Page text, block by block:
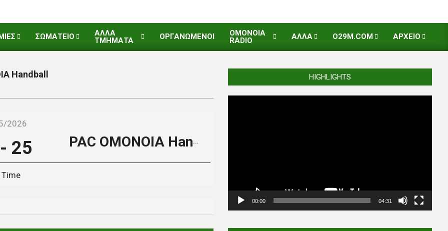
ΣΩΜΑΤΕΙΟ
ΑΛΛΑ
ΤΜΗΜΑΤΑ
ΟΡΓΑΝΩΜΕΝΟΙ
OMONOIA
RADIO
ΑΛΛΑ O29M.COM ΑΡΧΕΙΟ
Handball
PAC OMONOIA Handball
2026
- 25
Time
HIGHLIGHTS
00:00 04:31